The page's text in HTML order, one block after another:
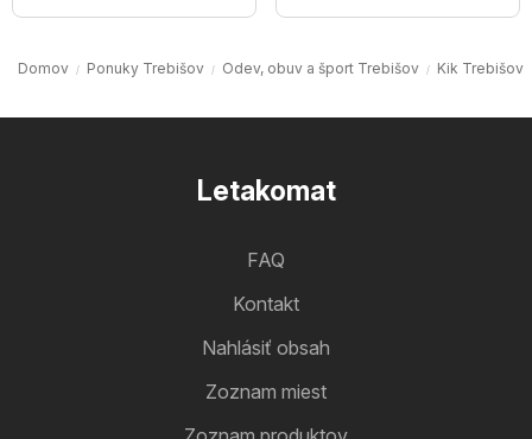
Domov Ponuky Trebišov Odev, obuv a šport Trebišov Kik Trebišov
Letakomat
FAQ
Kontakt
Nahlásiť obsah
Zoznam miest